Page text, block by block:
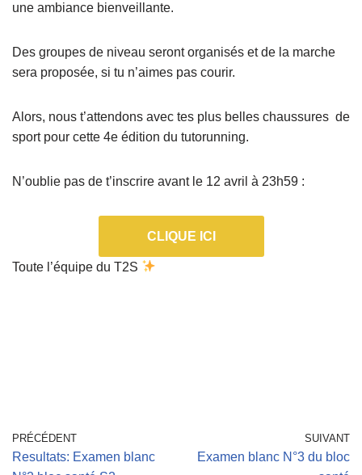
une ambiance bienveillante.
Des groupes de niveau seront organisés et de la marche
sera proposée, si tu n’aimes pas courir.
Alors, nous t’attendons avec tes plus belles chaussures de
sport pour cette 4e édition du tutorunning.
N’oublie pas de t’inscrire avant le 12 avril à 23h59 :
CLIQUE ICI
Toute l’équipe du T2S
PRÉCÉDENT
Resultats: Examen blanc
SUIVANT
Examen blanc N°3 du bloc